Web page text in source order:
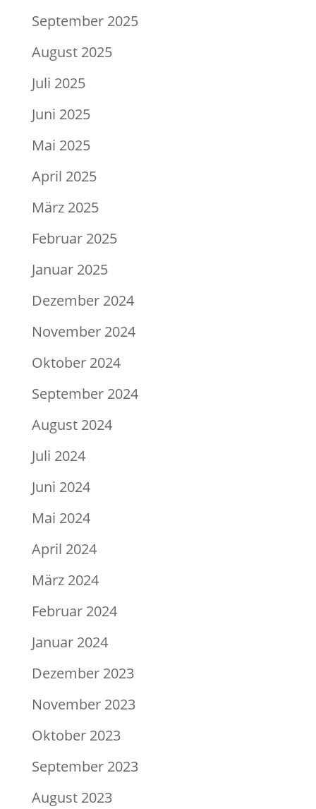
September 2025
August 2025
Juli 2025
Juni 2025
Mai 2025
April 2025
März 2025
Februar 2025
Januar 2025
Dezember 2024
November 2024
Oktober 2024
September 2024
August 2024
Juli 2024
Juni 2024
Mai 2024
April 2024
März 2024
Februar 2024
Januar 2024
Dezember 2023
November 2023
Oktober 2023
September 2023
August 2023